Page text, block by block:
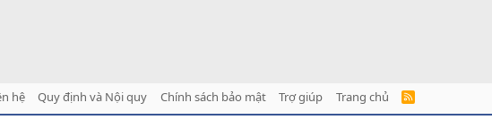
hệ Quy định và Nội quy Chính sách bảo mật Trợ giúp Trang chủ
R